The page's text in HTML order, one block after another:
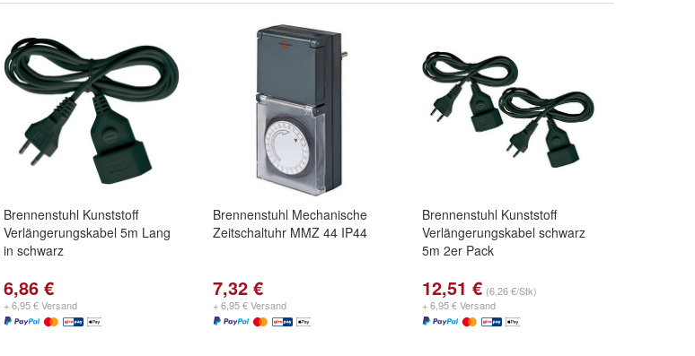
Brennenstuhl Kunststoff
Verlängerungskabel 5m Lang
in schwarz
6,86 €
+ 6,95 € Versand
Brennenstuhl Mechanische
Zeitschaltuhr MMZ 44 IP44
7,32 €
+ 6,95 € Versand
Brennenstuhl Kunststoff
Verlängerungskabel schwarz
5m 2er Pack
12,51 € (6,26 €/Stk)
+ 6,95 € Versand